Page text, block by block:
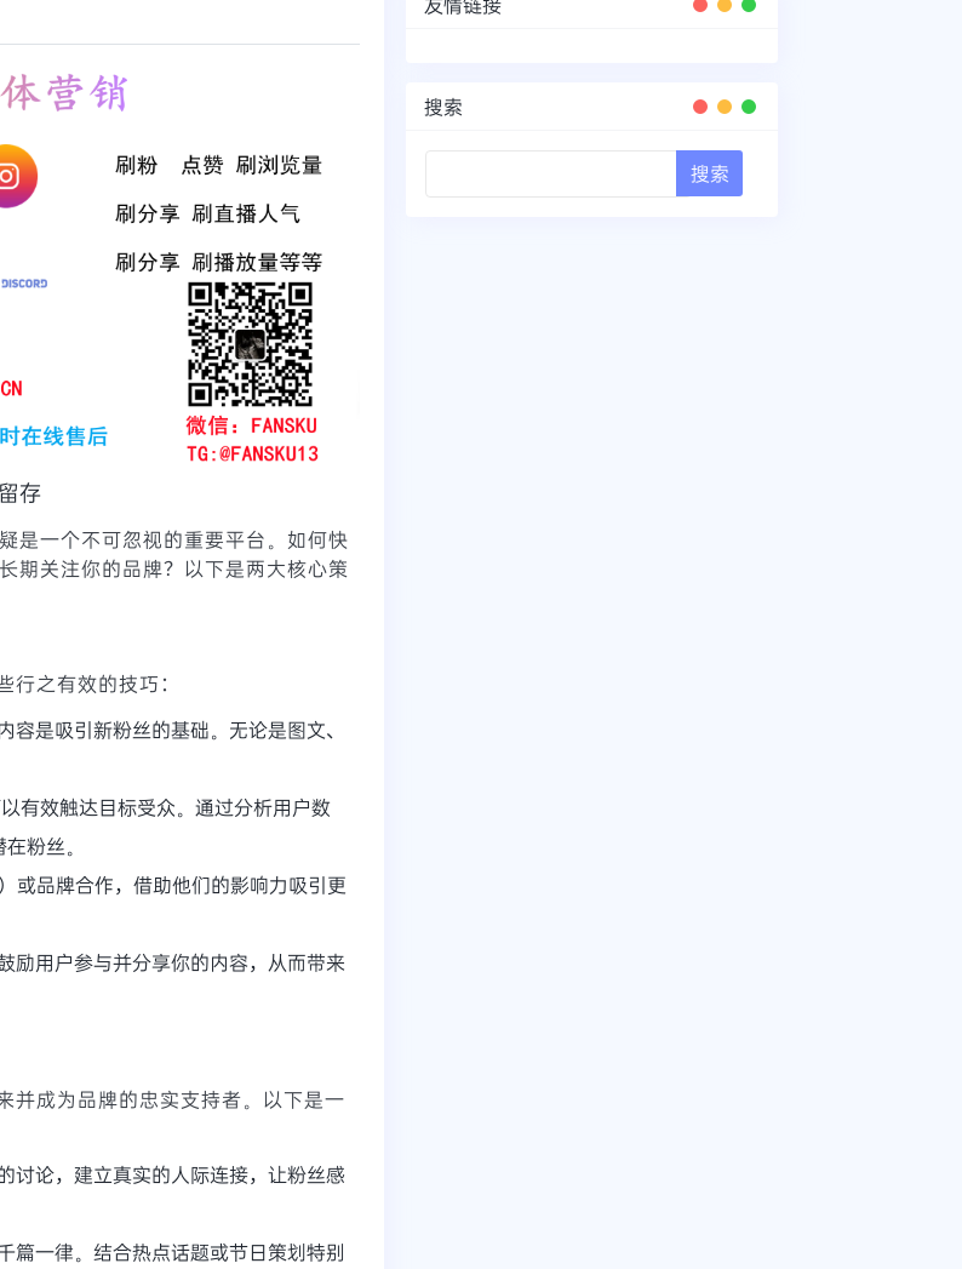
存
一个不可忽视的重要平台。如何快
关注你的品牌？以下是两大核心策
之有效的技巧：
是吸引新粉丝的基础。无论是图文、
有效触达目标受众。通过分析用户数
粉丝。
或品牌合作，借助他们的影响力吸引更
励用户参与并分享你的内容，从而带来
并成为品牌的忠实支持者。以下是一
讨论，建立真实的人际连接，让粉丝感
篇一律。结合热点话题或节日策划特别
搜索